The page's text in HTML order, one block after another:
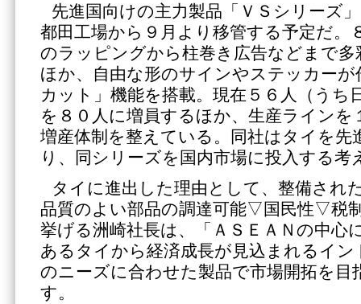
先進国向けの主力製品「ＶＳシリーズ
都田工場から９月より移管する予定だ。
のラッピングから柱巻き広告などまで
ほか、自由な形のサインやステッカー
カット」機能を搭載。現在５６人（うち
を８０人に増員するほか、生産ラインを
増産体制を整えている。同社はタイを先
り、同シリーズを国内市場に投入する考
タイに進出した理由として、整備され
品質のよい部品の調達可能▽国民性▽税
挙げる洲崎社長は、「ＡＳＥＡＮの中心
あるタイから経済成長が見込まれるイン
のニーズに合わせた製品で市場開拓を目
す。